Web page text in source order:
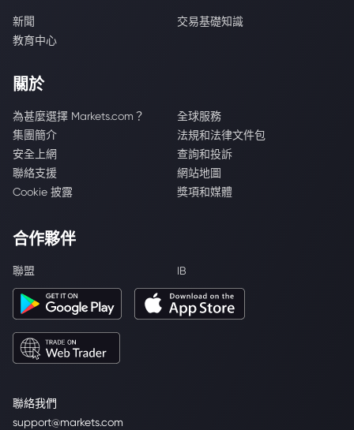
聯絡我們
support@markets.com
新聞
交易基礎知識
教育中心
關於
為甚麼選擇 Markets.com？
全球服務
集團簡介
法規和法律文件包
安全上網
查詢和投訴
聯絡支援
網站地圖
Cookie 披露
獎項和媒體
合作夥伴
聯盟 IB